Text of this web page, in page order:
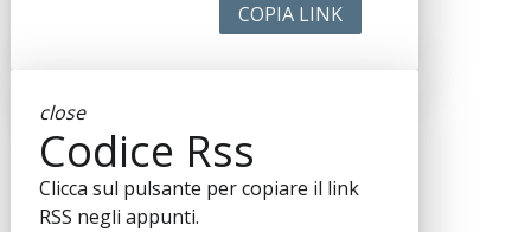
COPIA LINK
close
Codice Rss
Clicca sul pulsante per copiare il link
RSS negli appunti.